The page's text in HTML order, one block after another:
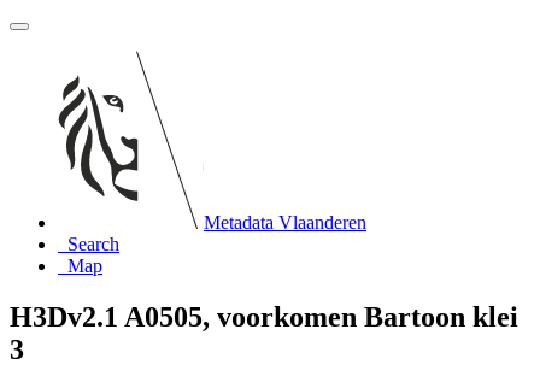
Metadata Vlaanderen
Search
Map
H3Dv2.1 A0505, voorkomen Bartoon klei
3